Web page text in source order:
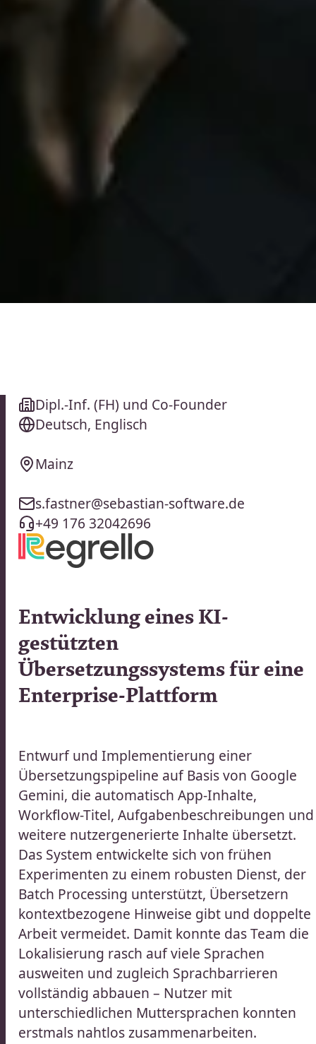
Dipl.-Inf. (FH) und Co-Founder
Deutsch, Englisch
Mainz
s.fastner@sebastian-software.de
+49 176 32042696
Entwicklung eines KI-
gestützten
Übersetzungssystems für eine
Enterprise-Plattform​​​​‌ ‍ ​‍​‍‌‍ ‌ ​‍‌‍‍‌‌‍‌ ‌‍‍‌‌‍ ‍​‍​‍​ ‍‍​‍​‍‌ ​ ‌‍​‌‌‍ ‍‌‍‍‌‌ ‌​‌ ‍‌​‍ ‍‌‍‍‌‌‍ ​‍​‍​‍ ​​‍​‍‌‍‍​‌ ​‍‌‍‌‌‌‍‌‍​‍​‍​ ‍‍​‍​‍‌‍‍​‌ ‌​‌ ‌​‌ ​​‌ ​ ​ ‍‍​‍ ​‍ ‌ ​ ‌ ‌​‌ ‌‌‌‍‌​‌‍‍‌‌‍ ​‍ ‍‌ ​ ‌‍‌‌‌‍​‍‌‍​‌‌ ​ ‌ ‌​‌‍‍‌‌‍​‌‌‍ ‍​‍ ‌‌ ​ ‌‍ ‌‍‌‍‌ ‌​‌ ‌ ‌‍​‌‌ ​‍‌‍‌‌​‍ ‍‌‍‌​‌‍‌‌​‍ ‌‍‍‌‌‍ ‍‌ ‌​‌‍‌‌‌‍ ‍‌ ‌​​‍ ‌‍‌‌‌‍‌​‌‍‍‌‌ ‌​​‍ ‌‍ ‌‌‍ ‌‍‌​‌‍‌‌​ ‌‌ ​​‌ ​‍‌‍‌‌‌ ​ ‌‍‌‌‌‍ ‍‌ ‌​‌‍​‌‌ ‌​‌‍‍‌‌‍ ‌‍ ‍​ ‍ ‌‍‍‌‌‍‌​​ ‌​ ‌ ‌‍​‍‌‍​ ​ ‌ ‌‍​ ​ ‌‍​ ​​​ ​‌​‍ ‌‌‍​ ​ ​​​ ‌‍​ ​​​‍ ‌​ ‌​​ ​‌‌‍​ ​ ‌‍​‍ ‌​ ‍‌‌‍​ ​ ​ ​ ‍​​‍ ‌​ ‌‍​ ​‍​ ‍‌‌‍​ ​ ‌‍​ ‍​​ ‍‌​ ​ ​ ​‍‌‍‌‌‌‍‌‍​ ‌​​ ‍ ‌ ‌​‌ ‍‌‌ ​​‌‍‌‌​ ‌‌ ​​‌ ​‍‌‍ ‌‍‍‍‌‍‌‌‌‍​ ‌ ‌​​ ‍ ‌ ​​‌‍​‌‌ ‌​‌‍‍​​ ‌‌ ‌​‌‍‍‌‌ ‌​‌‍ ​‌‍‌‌​‍‌‌​ ‌‌‌​​‍‌‌ ‌‍‍ ‌‍‌‌‌ ‍‌​‍‌‌​ ​ ‌​‌​​‍‌‌​ ​ ‌​‌​​‍‌‌​ ​‍​ ​‍‌‍‌​‌‍‌‌​‍‌‌​ ​‍​ ​‍​‍‌‌​ ‌‌‌​‌​​‍ ‍‌ ‌‍‌‍​‌‌‍ ​‌ ‌‌‌‍‌‌​ ‌‍​‍‌‍​‌‌ ​ ‌‍‌‌‌‌‌‌‌ ​‍‌‍ ​​ ‌‌‍‍​‌ ‌​‌ ‌​‌ ​​‌ ​ ​‍‌‌​ ​ ‌​​‌​‍‌‌​ ​‍‌​‌‍​‍‌‌​ ​‍‌​‌‍‌ ​ ‌ ‌​‌ ‌‌‌‍‌​‌‍‍‌‌‍ ​‍ ‍‌ ​ ‌‍‌‌‌‍​‍‌‍​‌‌ ​ ‌ ‌​‌‍‍‌‌‍​‌‌‍ ‍​‍ ‌‌ ​ ‌‍ ‌‍‌‍‌ ‌​‌ ‌ ‌‍​‌‌ ​‍‌‍‌‌​‍ ‍‌‍‌​‌‍‌‌​‍‌‍‌‍‍‌‌‍‌​​ ‌​ ‌ ‌‍​‍‌‍​ ​ ‌ ‌‍​ ​ ‌‍​ ​​​ ​‌​‍ ‌‌‍​ ​ ​​​ ‌‍​ ​​​‍ ‌​ ‌​​ ​‌‌‍​ ​ ‌‍​‍ ‌​ ‍‌‌‍​ ​ ​ ​ ‍​​‍ ‌​ ‌‍​ ​‍​ ‍‌‌‍​ ​ ‌‍​ ‍​​ ‍‌​ ​ ​ ​‍‌‍‌‌‌‍‌‍​ ‌​​‍‌‍‌ ‌​‌ ‍‌‌ ​​‌‍‌‌​ ‌‌ ​​‌ ​‍‌‍ ‌‍‍‍‌‍‌‌‌‍​ ‌ ‌​​‍‌‍‌ ​​‌‍​‌‌ ‌​‌‍‍​​ ‌‌ ‌​‌‍‍‌‌ ‌​‌‍ ​‌‍‌‌​‍‌‌​ ‌‌‌​​‍‌‌ ‌‍‍ ‌‍‌‌‌ ‍‌​‍‌‌​ ​ ‌​‌​​‍‌‌​ ​ ‌​‌​​‍‌‌​ ​‍​ ​‍‌‍‌​‌‍‌‌​‍‌‌​ ​‍​ ​‍​‍‌‌​ ‌‌‌​‌​​‍ ‍‌ ‌‍‌‍​‌‌‍ ​‌ ‌‌‌‍‌‌​‍‌‍‌ ​​‌‍‌‌‌ ​‍‌ ​ ‌ ​​‌‍‌‌‌‍​ ‌ ‌​‌‍‍‌‌ ‌‍‌‍‌‌​ ‌‌ ​​‌ ‌‌‌‍​‍‌‍ ​‌‍‍‌‌ ​ ‌‍‍​‌‍‌‌‌‍‌​​‍​‍‌ ‌
Entwurf und Implementierung einer
Übersetzungspipeline auf Basis von Google
Gemini, die automatisch App-Inhalte,
Workflow-Titel, Aufgabenbeschreibungen und
weitere nutzergenerierte Inhalte übersetzt.
Das System entwickelte sich von frühen
Experimenten zu einem robusten Dienst, der
Batch Processing unterstützt, Übersetzern
kontextbezogene Hinweise gibt und doppelte
Arbeit vermeidet. Damit konnte das Team die
Lokalisierung rasch auf viele Sprachen
ausweiten und zugleich Sprachbarrieren
vollständig abbauen – Nutzer mit
unterschiedlichen Muttersprachen konnten
erstmals nahtlos zusammenarbeiten.